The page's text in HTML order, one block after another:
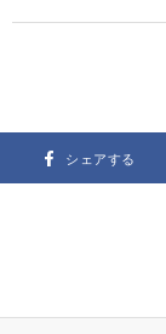
シェアする